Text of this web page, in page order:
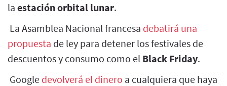
la estación orbital lunar.
La Asamblea Nacional francesa debatirá una
propuesta de ley para detener los festivales de
descuentos y consumo como el Black Friday.
Google devolverá el dinero a cualquiera que haya